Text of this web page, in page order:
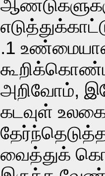
.1
அறிவோம்,
கடவுள்
வைத்துக்